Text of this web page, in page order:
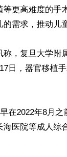
更高难度的手
需求，推动儿
，复旦大学附
日，器官移植
在2022年8月
医院等成人综